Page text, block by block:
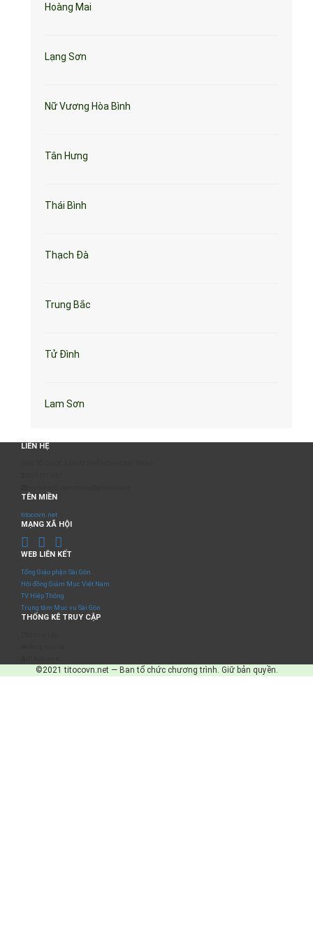
Hoàng Mai
Lạng Sơn
Nữ Vương Hòa Bình
Tân Hưng
Thái Bình
Thạch Đà
Trung Bắc
Tử Đình
Lam Sơn
LIÊN HỆ
TÊN MIỀN
titocovn.net
MẠNG XÃ HỘI
WEB LIÊN KẾT
Tổng Giáo phận Sài Gòn
Hội đồng Giám Mục Việt Nam
TV Hiệp Thông
Trung tâm Mục vụ Sài Gòn
THỐNG KÊ TRUY CẬP
©2021 titocovn.net — Ban tổ chức chương trình. Giữ bản quyền.